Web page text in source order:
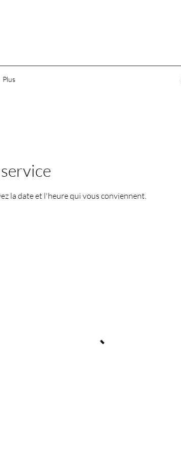
Plus
la date et l'heure qui vous conviennent.